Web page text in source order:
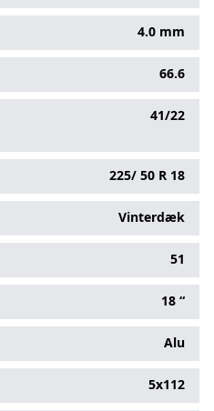
4.0 mm
66.6
41/22
225/ 50 R 18
Vinterdæk
51
18 “
Alu
5x112